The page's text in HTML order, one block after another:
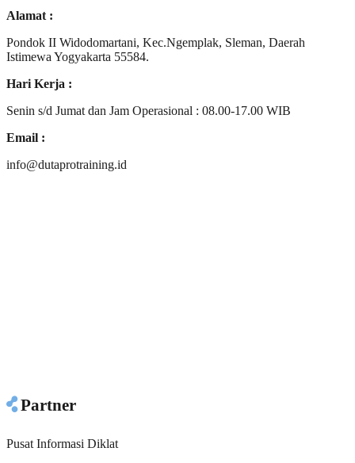
Alamat :
Pondok II Widodomartani, Kec.Ngemplak, Sleman, Daerah
Istimewa Yogyakarta 55584.
Hari Kerja :
Senin s/d Jumat dan Jam Operasional : 08.00-17.00 WIB
Email :
info@dutaprotraining.id
Partner
Pusat Informasi Diklat